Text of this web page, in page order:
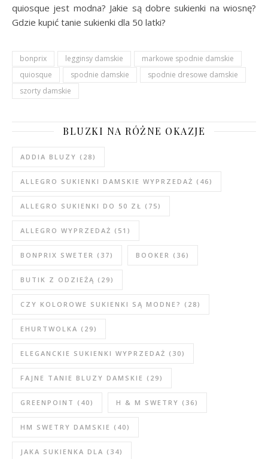
quiosque jest modna? Jakie są dobre sukienki na wiosnę?
Gdzie kupić tanie sukienki dla 50 latki?
bonprix legginsy damskie
markowe spodnie damskie
quiosque
spodnie damskie
spodnie dresowe damskie
szorty damskie
BLUZKI NA RÓŻNE OKAZJE
ADDIA BLUZY (28)
ALLEGRO SUKIENKI DAMSKIE WYPRZEDAŻ (46)
ALLEGRO SUKIENKI DO 50 ZŁ (75)
ALLEGRO WYPRZEDAŻ (51)
BONPRIX SWETER (37) BOOKER (36)
BUTIK Z ODZIEŻĄ (29)
CZY KOLOROWE SUKIENKI SĄ MODNE? (28)
EHURTWOLKA (29)
ELEGANCKIE SUKIENKI WYPRZEDAŻ (30)
FAJNE TANIE BLUZY DAMSKIE (29)
GREENPOINT (40) H & M SWETRY (36)
HM SWETRY DAMSKIE (40)
JAKA SUKIENKA DLA (34)